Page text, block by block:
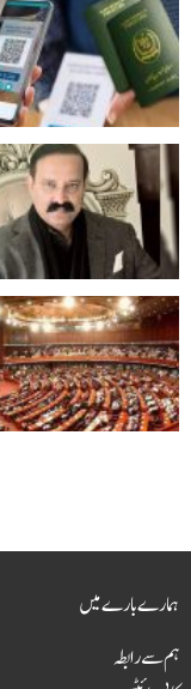
ہمارے بارے میں
ہم سے رابطہ